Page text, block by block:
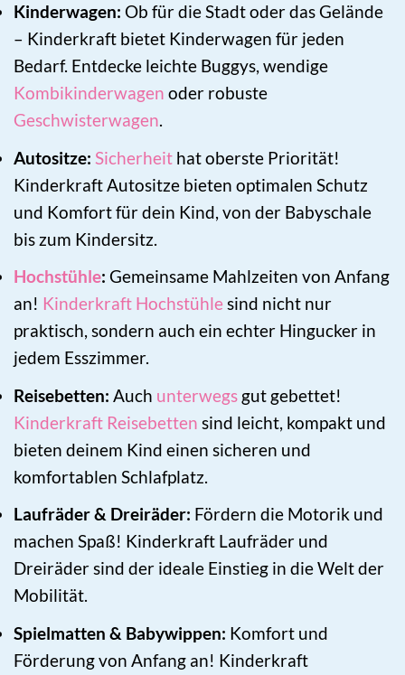
Kinderwagen: Ob für die Stadt oder das Gelände
– Kinderkraft bietet Kinderwagen für jeden
Bedarf. Entdecke leichte Buggys, wendige
Kombikinderwagen oder robuste
Geschwisterwagen.
Autositze: Sicherheit hat oberste Priorität!
Kinderkraft Autositze bieten optimalen Schutz
und Komfort für dein Kind, von der Babyschale
bis zum Kindersitz.
Hochstühle: Gemeinsame Mahlzeiten von Anfang
an! Kinderkraft Hochstühle sind nicht nur
praktisch, sondern auch ein echter Hingucker in
jedem Esszimmer.
Reisebetten: Auch unterwegs gut gebettet!
Kinderkraft Reisebetten sind leicht, kompakt und
bieten deinem Kind einen sicheren und
komfortablen Schlafplatz.
Laufräder & Dreiräder: Fördern die Motorik und
machen Spaß! Kinderkraft Laufräder und
Dreiräder sind der ideale Einstieg in die Welt der
Mobilität.
Spielmatten & Babywippen: Komfort und
Förderung von Anfang an! Kinderkraft